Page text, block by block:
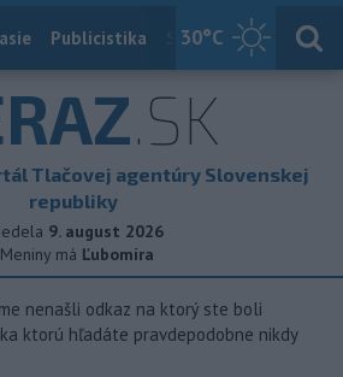
30°C
Publicistika Slovensko
.SK
Tlačovej agentúry Slovenskej
republiky
9. august 2026
Meniny má Ľubomíra
nenašli odkaz na ktorý ste boli
ktorú hľadáte pravdepodobne nikdy